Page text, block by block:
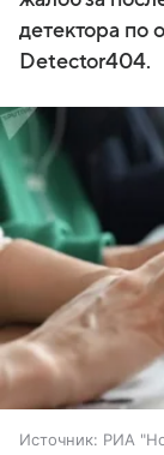
детектора по
Detector404.
Источник: РИА